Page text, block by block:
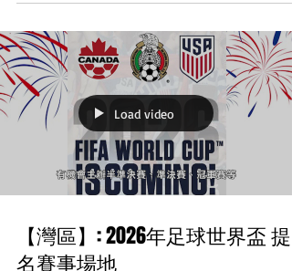
Load video
【灣區】: 2026年足球世界盃 提
名賽事場地